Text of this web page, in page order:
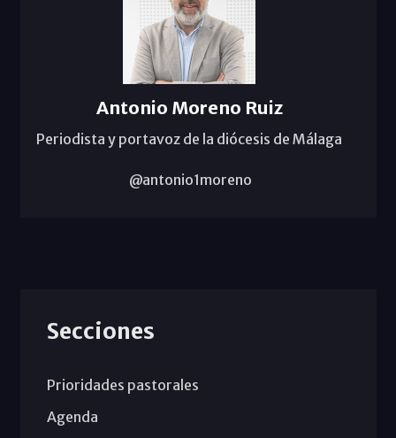
Antonio Moreno Ruiz
Periodista y portavoz de la diócesis de Málaga
@antonio1moreno
Secciones
Prioridades pastorales
Agenda